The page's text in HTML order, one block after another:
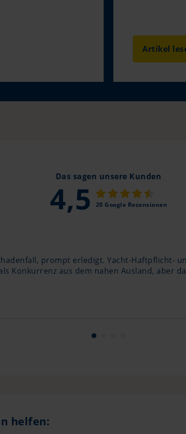
Artikel
Das sagen unsere Kunden
4,5 20 Google Rezensionen
prompt erledigt. Yacht-Haftpflicht-
Konkurrenz aus dem nahen Ausland, aber
helfen: